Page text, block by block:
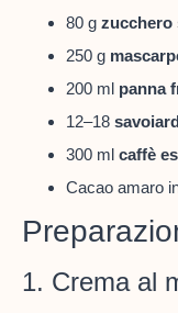
80 g zucchero
250 g
200 ml panna
12–18
300 ml caffè
Cacao amaro
1. Crema al